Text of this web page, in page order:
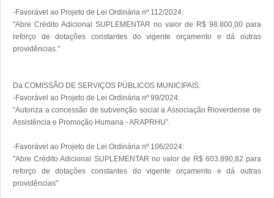
-Favorável ao Projeto de Lei Ordinária nº 112/2024:
"Abre Crédito Adicional SUPLEMENTAR no valor de R$ 98.800,00 para
reforço de dotações constantes do vigente orçamento e dá outras
providências."
Da COMISSÃO DE SERVIÇOS PÚBLICOS MUNICIPAIS:
-Favorável ao Projeto de Lei Ordinária nº 99/2024:
“Autoriza a concessão de subvenção social a Associação Rioverdense de
Assistência e Promoção Humana - ARAPRHU”.
-Favorável ao Projeto de Lei Ordinária nº 106/2024:
"Abre Crédito Adicional SUPLEMENTAR no valor de R$ 603.890,82 para
reforço de dotações constantes do vigente orçamento e dá outras
providências"